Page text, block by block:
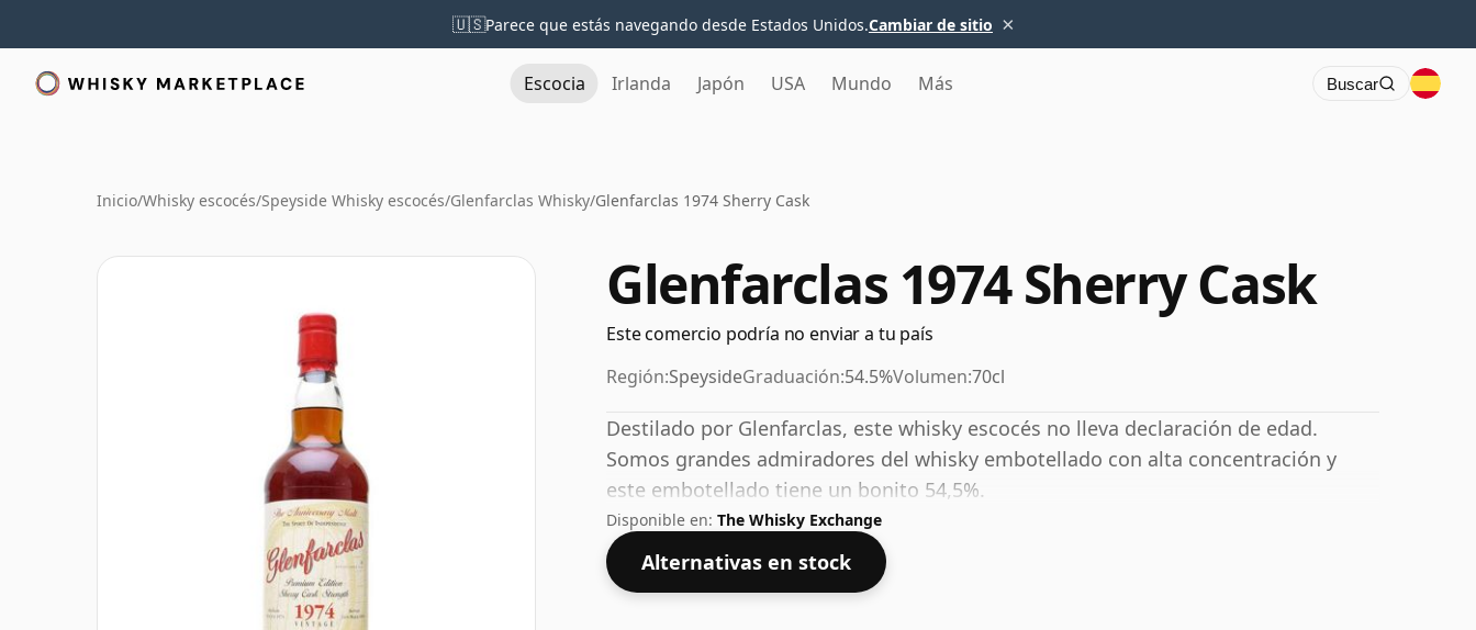
🇺🇸Parece que estás navegando desde Estados Unidos.Cambiar de sitio ×
Escocia Irlanda Japón USA Mundo Más Buscar
Inicio/Whisky escocés/Speyside Whisky escocés/Glenfarclas Whisky/Glenfarclas 1974 Sherry Cask
Glenfarclas 1974 Sherry Cask
Este comercio podría no enviar a tu país
Región:SpeysideGraduación:54.5%Volumen:70cl
Destilado por Glenfarclas, este whisky escocés no lleva declaración de edad.
Somos grandes admiradores del whisky embotellado con alta concentración y
este embotellado tiene un bonito 54,5%.
Disponible en: The Whisky Exchange
Alternativas en stock